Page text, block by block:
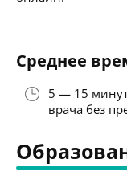
Среднее
5 — 15
врача без